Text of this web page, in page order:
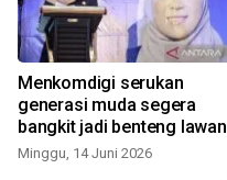
Menkomdigi serukan
generasi muda segera
bangkit jadi benteng lawan
kejahatan digital
Minggu, 14 Juni 2026